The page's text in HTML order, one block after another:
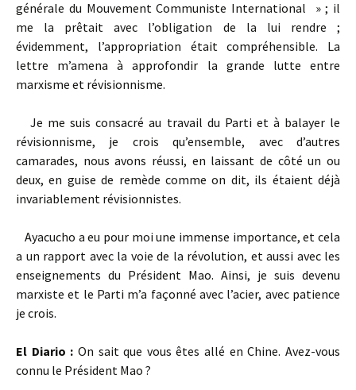
générale du Mouvement Communiste International » ; il
me la prêtait avec l’obligation de la lui rendre ;
évidemment, l’appropriation était compréhensible. La
lettre m’amena à approfondir la grande lutte entre
marxisme et révisionnisme.
Je me suis consacré au travail du Parti et à balayer le
révisionnisme, je crois qu’ensemble, avec d’autres
camarades, nous avons réussi, en laissant de côté un ou
deux, en guise de remède comme on dit, ils étaient déjà
invariablement révisionnistes.
Ayacucho a eu pour moi une immense importance, et cela
a un rapport avec la voie de la révolution, et aussi avec les
enseignements du Président Mao. Ainsi, je suis devenu
marxiste et le Parti m’a façonné avec l’acier, avec patience
je crois.
El Diario : On sait que vous êtes allé en Chine. Avez-vous
connu le Président Mao ?